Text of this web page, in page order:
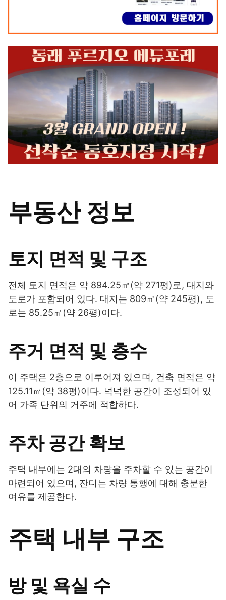
부동산 정보
토지 면적 및 구조
전체 토지 면적은 약 894.25㎡(약 271평)로, 대지와
도로가 포함되어 있다. 대지는 809㎡(약 245평), 도
로는 85.25㎡(약 26평)이다.
주거 면적 및 층수
이 주택은 2층으로 이루어져 있으며, 건축 면적은 약
125.11㎡(약 38평)이다. 넉넉한 공간이 조성되어 있
어 가족 단위의 거주에 적합하다.
주차 공간 확보
주택 내부에는 2대의 차량을 주차할 수 있는 공간이
마련되어 있으며, 잔디는 차량 통행에 대해 충분한
여유를 제공한다.
주택 내부 구조
방 및 욕실 수